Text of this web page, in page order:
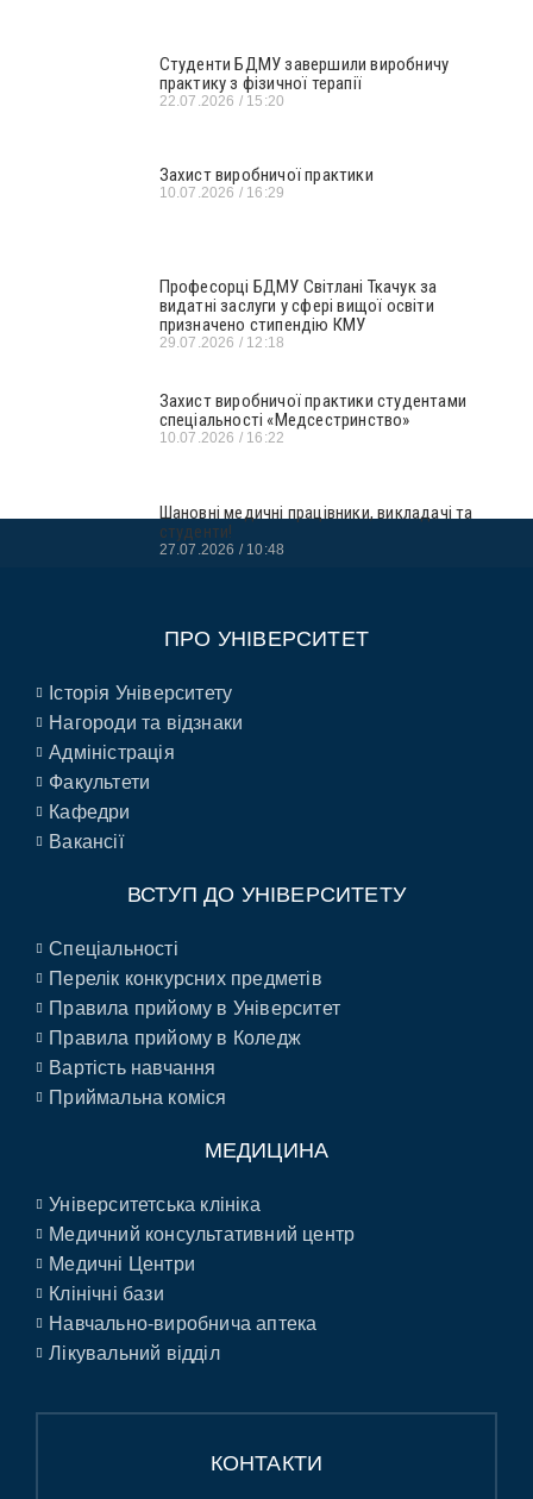
Студенти БДМУ завершили виробничу
практику з фізичної терапії
22.07.2026 15:20
Захист виробничої практики
10.07.2026 16:29
Професорці БДМУ Світлані Ткачук за
видатні заслуги у сфері вищої освіти
призначено стипендію КМУ
29.07.2026 12:18
Захист виробничої практики студентами
спеціальності «Медсестринство»
10.07.2026 16:22
Шановні медичні працівники, викладачі та
студенти!
27.07.2026 10:48
ПРО УНІВЕРСИТЕТ
Історія Університету
Нагороди та відзнаки
Адміністрація
Факультети
Кафедри
Вакансії
ВСТУП ДО УНІВЕРСИТЕТУ
Спеціальності
Перелік конкурсних предметів
Правила прийому в Університет
Правила прийому в Коледж
Вартість навчання
Приймальна коміся
МЕДИЦИНА
Університетська клініка
Медичний консультативний центр
Медичні Центри
Клінічні бази
Навчально-виробнича аптека
Лікувальний відділ
КОНТАКТИ